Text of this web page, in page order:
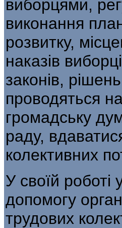
виборцями,
виконання
розвитку,
наказів
законів,
проводяться
громадську
раду,
колективних
У своїй роботі
допомогу
трудових